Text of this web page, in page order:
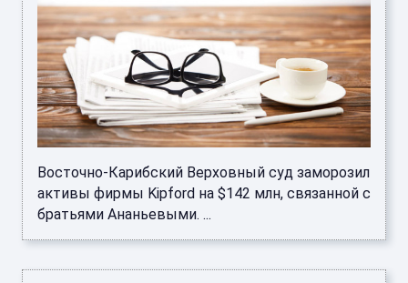
Восточно-Карибский Верховный суд заморозил
активы фирмы Kipford на $142 млн, связанной с
братьями Ананьевыми. ...